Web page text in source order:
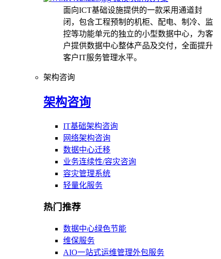
面向ICT基础设施提供的一款采用通道封
闭，包含工程预制的机柜、配电、制冷、监
控等功能单元的独立的小型数据中心，为客
户提供数据中心整体产品及交付，全面提升
客户IT服务管理水平。
架构咨询
架构咨询
IT基础架构咨询
网络架构咨询
数据中心迁移
业务连续性/容灾咨询
容灾管理系统
轻量化服务
热门推荐
数据中心绿色节能
维保服务
AIO一站式运维管理外包服务